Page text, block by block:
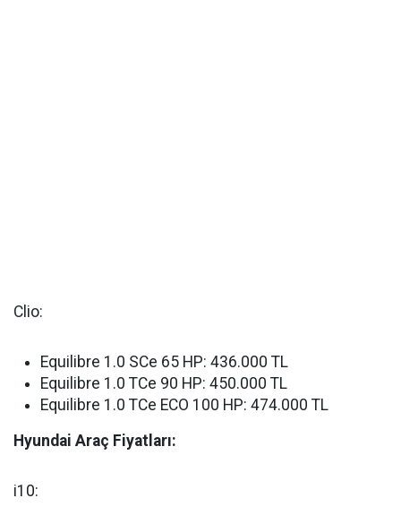
Clio:
Equilibre 1.0 SCe 65 HP: 436.000 TL
Equilibre 1.0 TCe 90 HP: 450.000 TL
Equilibre 1.0 TCe ECO 100 HP: 474.000 TL
Hyundai Araç Fiyatları:
i10: